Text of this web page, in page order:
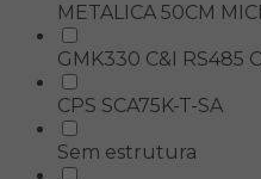
METALICA 50CM
GMK330 C&I RS485
CPS SCA75K-T-SA
Sem estrutura